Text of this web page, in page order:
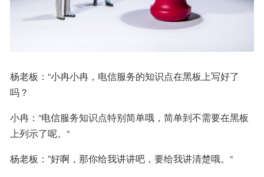
杨老板：“小冉小冉，电信服务的知识点在黑板上写好了
吗？
小冉：“电信服务知识点特别简单哦，简单到不需要在黑板
上列示了呢。“
杨老板：”好啊，那你给我讲讲吧，要给我讲清楚哦。“